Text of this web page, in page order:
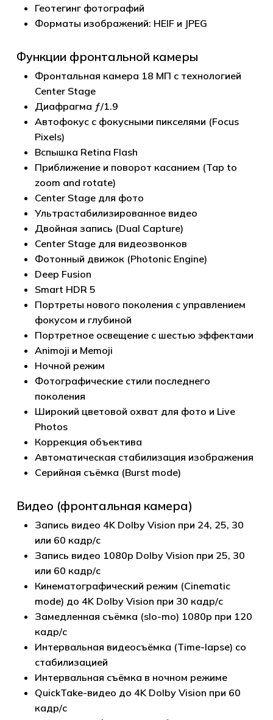
Геотегинг фотографий
Форматы изображений: HEIF и JPEG
Функции фронтальной камеры
Фронтальная камера 18 МП с технологией
Center Stage
Диафрагма ƒ/1.9
Автофокус с фокусными пикселями (Focus
Pixels)
Вспышка Retina Flash
Приближение и поворот касанием (Tap to
zoom and rotate)
Center Stage для фото
Ультрастабилизированное видео
Двойная запись (Dual Capture)
Center Stage для видеозвонков
Фотонный движок (Photonic Engine)
Deep Fusion
Smart HDR 5
Портреты нового поколения с управлением
фокусом и глубиной
Портретное освещение с шестью эффектами
Animoji и Memoji
Ночной режим
Фотографические стили последнего
поколения
Широкий цветовой охват для фото и Live
Photos
Коррекция объектива
Автоматическая стабилизация изображения
Серийная съёмка (Burst mode)
Видео (фронтальная камера)
Запись видео 4K Dolby Vision при 24, 25, 30
или 60 кадр/с
Запись видео 1080p Dolby Vision при 25, 30
или 60 кадр/с
Кинематографический режим (Cinematic
mode) до 4K Dolby Vision при 30 кадр/с
Замедленная съёмка (slo-mo) 1080p при 120
кадр/с
Интервальная видеосъёмка (Time-lapse) со
стабилизацией
Интервальная съёмка в ночном режиме
QuickTake-видео до 4K Dolby Vision при 60
кадр/с